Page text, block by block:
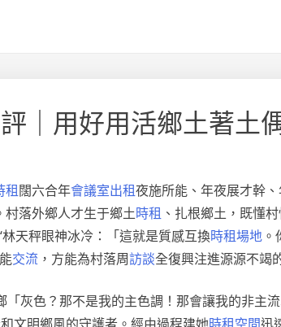
｜用好用活鄉土著土
租闊六合年會議室出租夜施所能、年夜展才幹
落外鄉人才生于鄉土時租 、扎根鄉土，既懂
天秤眼神冰冷：「這就是質感互換時租場地
交流 ，方能為村落周訪談全復興注進源源不竭
「灰色？那不是我的主色調！那會讓我的非主